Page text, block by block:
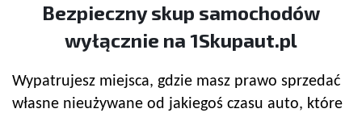
Bezpiecznyskup samochodów
wyłącznie na 1Skupaut.pl
Wypatrujesz miejsca, gdzie masz prawo sprzedać
własne nieużywane od jakiegoś czasu auto, które